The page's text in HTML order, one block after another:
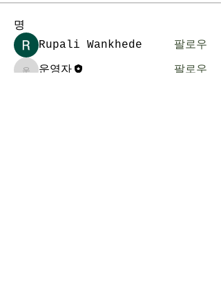
명
Rupali Wankhede 팔로우
운영자운영자
팔로우